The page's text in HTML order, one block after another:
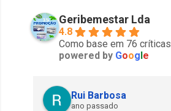
Geribemestar Lda
4.8
Como base em 76 críticas
powered by Google
Rui Barbosa
ano passado